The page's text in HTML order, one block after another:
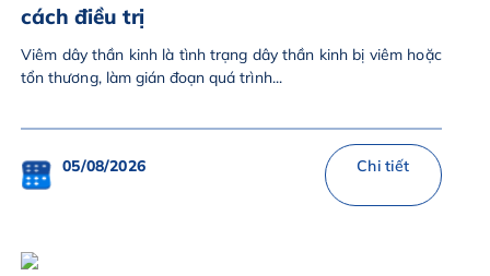
cách điều trị
Viêm dây thần kinh là tình trạng dây thần kinh bị viêm hoặc
tổn thương, làm gián đoạn quá trình...
05/08/2026 Chi tiết